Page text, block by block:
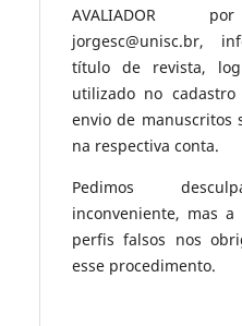
AVALIADOR
jorgesc@unisc.br,
título de revista,
utilizado no
envio de manuscritos
na respectiva conta.
Pedimos
inconveniente, mas
perfis falsos nos
esse procedimento.